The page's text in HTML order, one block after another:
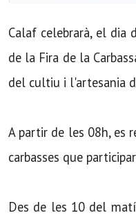
Calaf celebrarà, el dia
de la Fira de la
del cultiu i l'artesania
A partir de les 08h, es
carbasses que
Des de les 10 del